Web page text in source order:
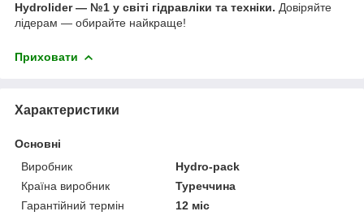
Hydrolider — №1 у світі гідравліки та техніки. Довіряйте
лідерам — обирайте найкраще!
Приховати
Характеристики
Основні
Виробник
Hydro-pack
Країна виробник
Туреччина
Гарантійний термін
12 міс